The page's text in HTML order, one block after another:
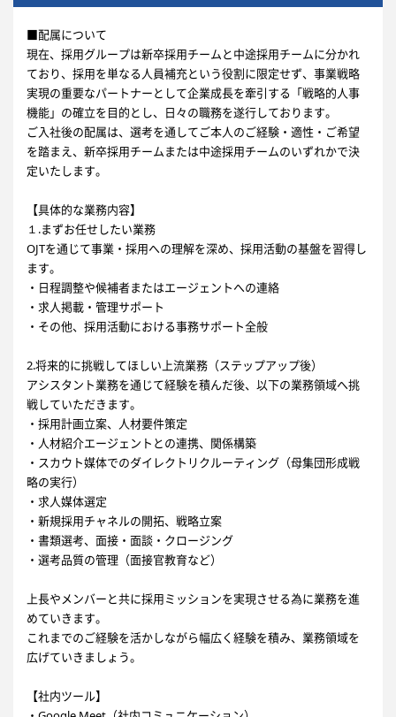
■配属について
現在、採用グループは新卒採用チームと中途採用チームに分かれ
ており、採用を単なる人員補充という役割に限定せず、事業戦略
実現の重要なパートナーとして企業成長を牽引する「戦略的人事
機能」の確立を目的とし、日々の職務を遂行しております。
ご入社後の配属は、選考を通してご本人のご経験・適性・ご希望
を踏まえ、新卒採用チームまたは中途採用チームのいずれかで決
定いたします。
【具体的な業務内容】
１.まずお任せしたい業務
OJTを通じて事業・採用への理解を深め、採用活動の基盤を習得し
ます。
・日程調整や候補者またはエージェントへの連絡
・求人掲載・管理サポート
・その他、採用活動における事務サポート全般
2.将来的に挑戦してほしい上流業務（ステップアップ後）
アシスタント業務を通じて経験を積んだ後、以下の業務領域へ挑
戦していただきます。
・採用計画立案、人材要件策定
・人材紹介エージェントとの連携、関係構築
・スカウト媒体でのダイレクトリクルーティング（母集団形成戦
略の実行）
・求人媒体選定
・新規採用チャネルの開拓、戦略立案
・書類選考、面接・面談・クロージング
・選考品質の管理（面接官教育など）
上長やメンバーと共に採用ミッションを実現させる為に業務を進
めていきます。
これまでのご経験を活かしながら幅広く経験を積み、業務領域を
広げていきましょう。
【社内ツール】